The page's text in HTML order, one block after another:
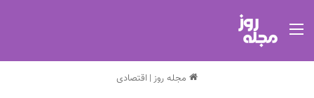
مجله روز | اقتصادی